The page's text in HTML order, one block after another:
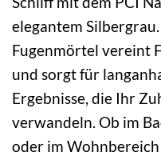
elegantem
Fugenmörtel vereint
und sorgt für
Ergebnisse, die Ihr
verwandeln. Ob im
oder im